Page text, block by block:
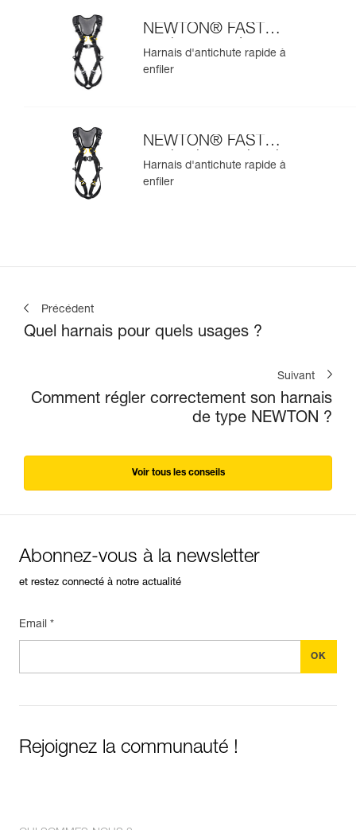
NEWTON® FAST
version européenne
Harnais d'antichute rapide à
enfiler
NEWTON® FAST
version internationale
Harnais d'antichute rapide à
enfiler
Précédent
Quel harnais pour quels usages ?
Suivant
Comment régler correctement son harnais
de type NEWTON ?
Voir tous les conseils
Abonnez-vous à la newsletter
et restez connecté à notre actualité
Email *
Rejoignez la communauté !